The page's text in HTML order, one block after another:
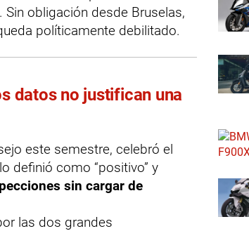
obligación desde Bruselas,
políticamente debilitado.
datos no justifican una
este semestre, celebró el
definió como “positivo” y
sin cargar de
las dos grandes